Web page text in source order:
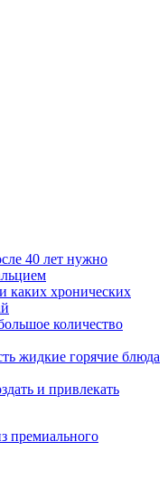
40 лет нужно
каких хронических
количество
жидкие горячие блюда
и привлекать
премиального